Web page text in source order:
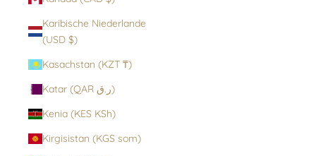
Karibische Niederlande
(USD $)
Kasachstan (KZT ₸)
Katar (QAR ر.ق)
Kenia (KES KSh)
Kirgisistan (KGS som)